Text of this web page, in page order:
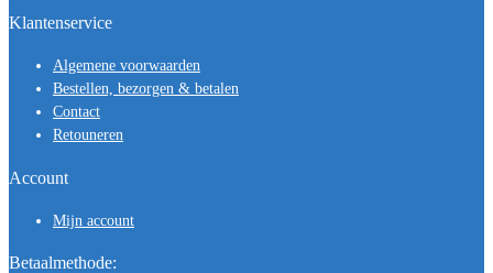
Klantenservice
Algemene voorwaarden
Bestellen, bezorgen & betalen
Contact
Retouneren
Account
Mijn account
Betaalmethode: